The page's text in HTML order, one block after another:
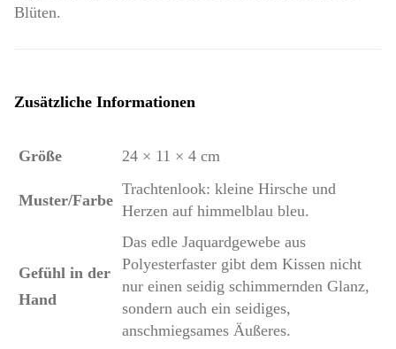
Blüten.
Zusätzliche Informationen
Größe 24 × 11 × 4 cm
Muster/Farbe
Trachtenlook: kleine Hirsche und
Herzen auf himmelblau bleu.
Gefühl in der
Hand
Das edle Jaquardgewebe aus
Polyesterfaster gibt dem Kissen nicht
nur einen seidig schimmernden Glanz,
sondern auch ein seidiges,
anschmiegsames Äußeres.